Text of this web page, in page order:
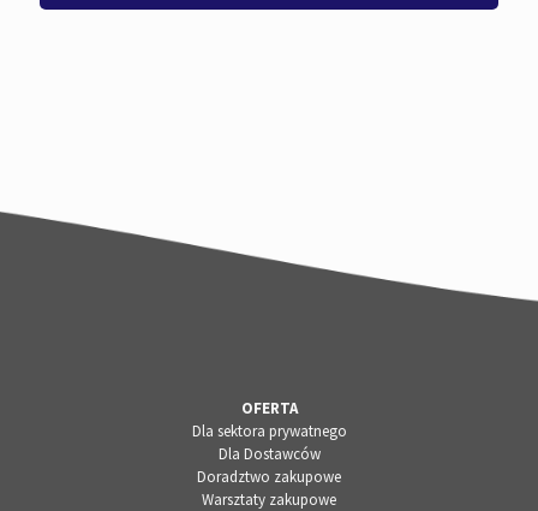
OFERTA
Dla sektora prywatnego
Dla Dostawców
Doradztwo zakupowe
Warsztaty zakupowe